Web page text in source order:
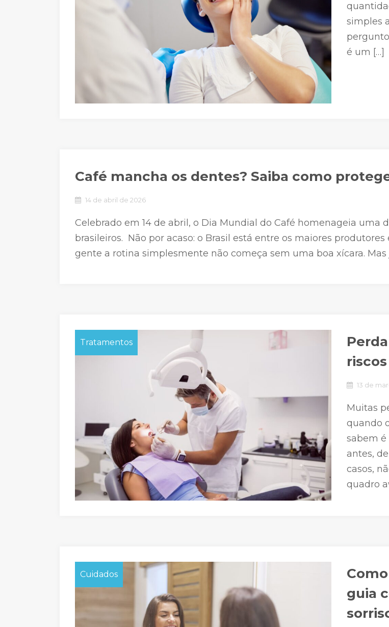
simples
é um […]
Café mancha os dentes? Saiba como
14 de abril de 2026
Celebrado em 14 de abril, o Dia Mundial do Café homenageia uma
brasileiros. Não por acaso: o Brasil está entre os maiores
gente a rotina simplesmente não começa sem uma boa xícara.
Tratamentos
13 de
Muitas
quando
sabem
antes,
casos,
quadro
Cuidados
guia